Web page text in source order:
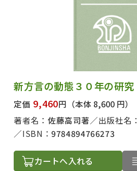
新方言の動態３０年の研究
定価 9,460円 （本体 8,600 円）
著者名： 佐藤高司著 出版社名：
ISBN：9784894766273
カートへ入れる